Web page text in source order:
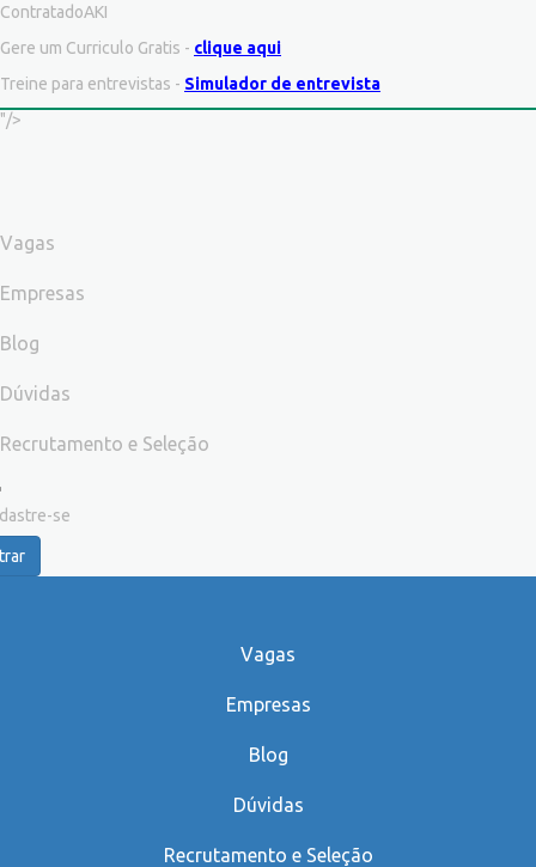
ContratadoAKI
Gere um Curriculo Gratis - clique aqui
Treine para entrevistas - Simulador de entrevista
"/>
Vagas
Empresas
Blog
Dúvidas
Recrutamento e Seleção
se
Vagas
Empresas
Blog
Dúvidas
Recrutamento e Seleção